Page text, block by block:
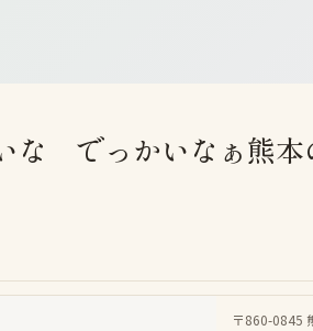
な でっかいなぁ熊
〒860-0845